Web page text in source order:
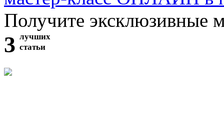
Получите эксклюзивные
3 лучших
статьи